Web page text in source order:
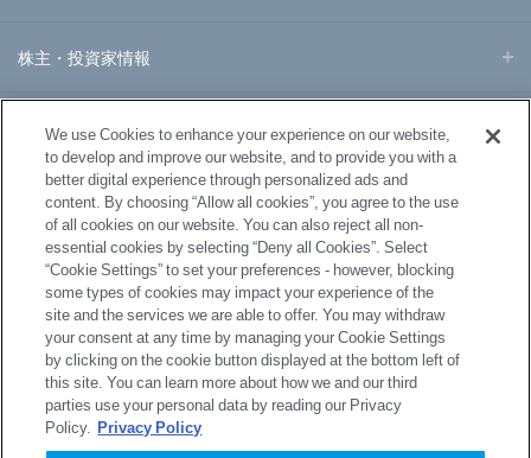
株主・投資家情報
事業・製品
研究開発
サステナビリティ
採用情報
サイトマップ
We use Cookies to enhance your experience on our website,
to develop and improve our website, and to provide you with a
better digital experience through personalized ads and
content. By choosing “Allow all cookies”, you agree to the use
of all cookies on our website. You can also reject all non-
essential cookies by selecting “Deny all Cookies”. Select
“Cookie Settings” to set your preferences - however, blocking
some types of cookies may impact your experience of the
site and the services we are able to offer. You may withdraw
your consent at any time by managing your Cookie Settings
by clicking on the cookie button displayed at the bottom left of
this site. You can learn more about how we and our third
parties use your personal data by reading our Privacy
Policy. Privacy Policy